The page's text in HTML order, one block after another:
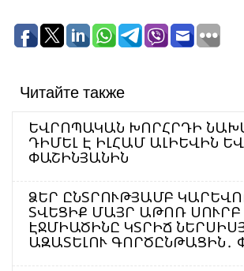
Читайте также
ԵՎՐՈՊԱԿԱՆ ԽՈՐՀՐԴԻ
ԴԻՄԵԼ Է ԻԼՀԱՄ ԱԼԻԵՎԻՆ
ՓԱՇԻՆՅԱՆԻՆ
ՁԵՐ ԸՆՏՐՈՒԹՅԱՄԲ
ՏՎԵՑԻՔ ՄԱՅՐ ԱԹՈՌ ՍՈՒՐԲ
ԷՋՄԻԱԾԻՆԸ ԿՏՐԻՃ
ԱԶԱՏԵԼՈՒ ԳՈՐԾԸՆԹԱՑԻՆ․